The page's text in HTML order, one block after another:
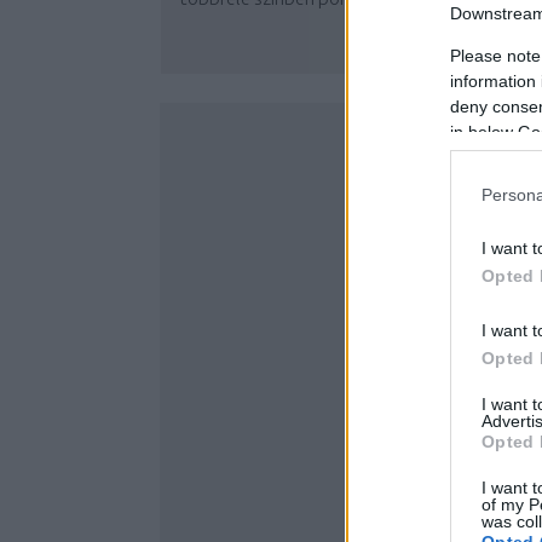
Please
information
deny
in below
I want
Opted
I want
Opted
I want
Opted
I want
of my
was